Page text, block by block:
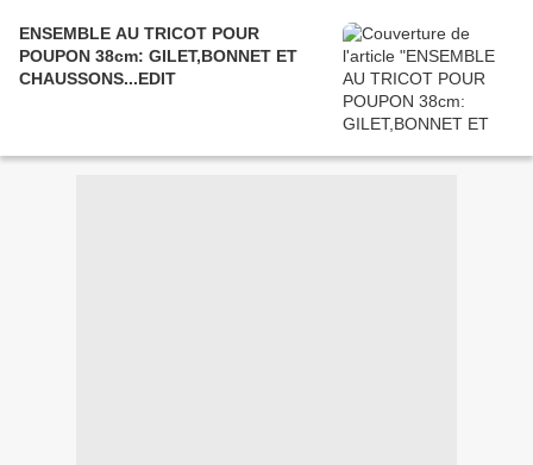
ENSEMBLE AU TRICOT POUR
POUPON 38cm: GILET,BONNET ET
CHAUSSONS...EDIT